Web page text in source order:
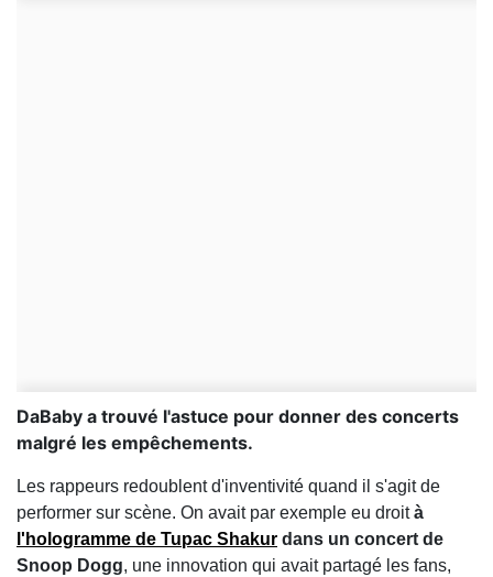
DaBaby a trouvé l'astuce pour donner des concerts
malgré les empêchements.
Les rappeurs redoublent d'inventivité quand il s'agit de
performer sur scène. On avait par exemple eu droità
l'hologramme de Tupac Shakur dans un concert de
Snoop Dogg, une innovation qui avait partagé les fans,